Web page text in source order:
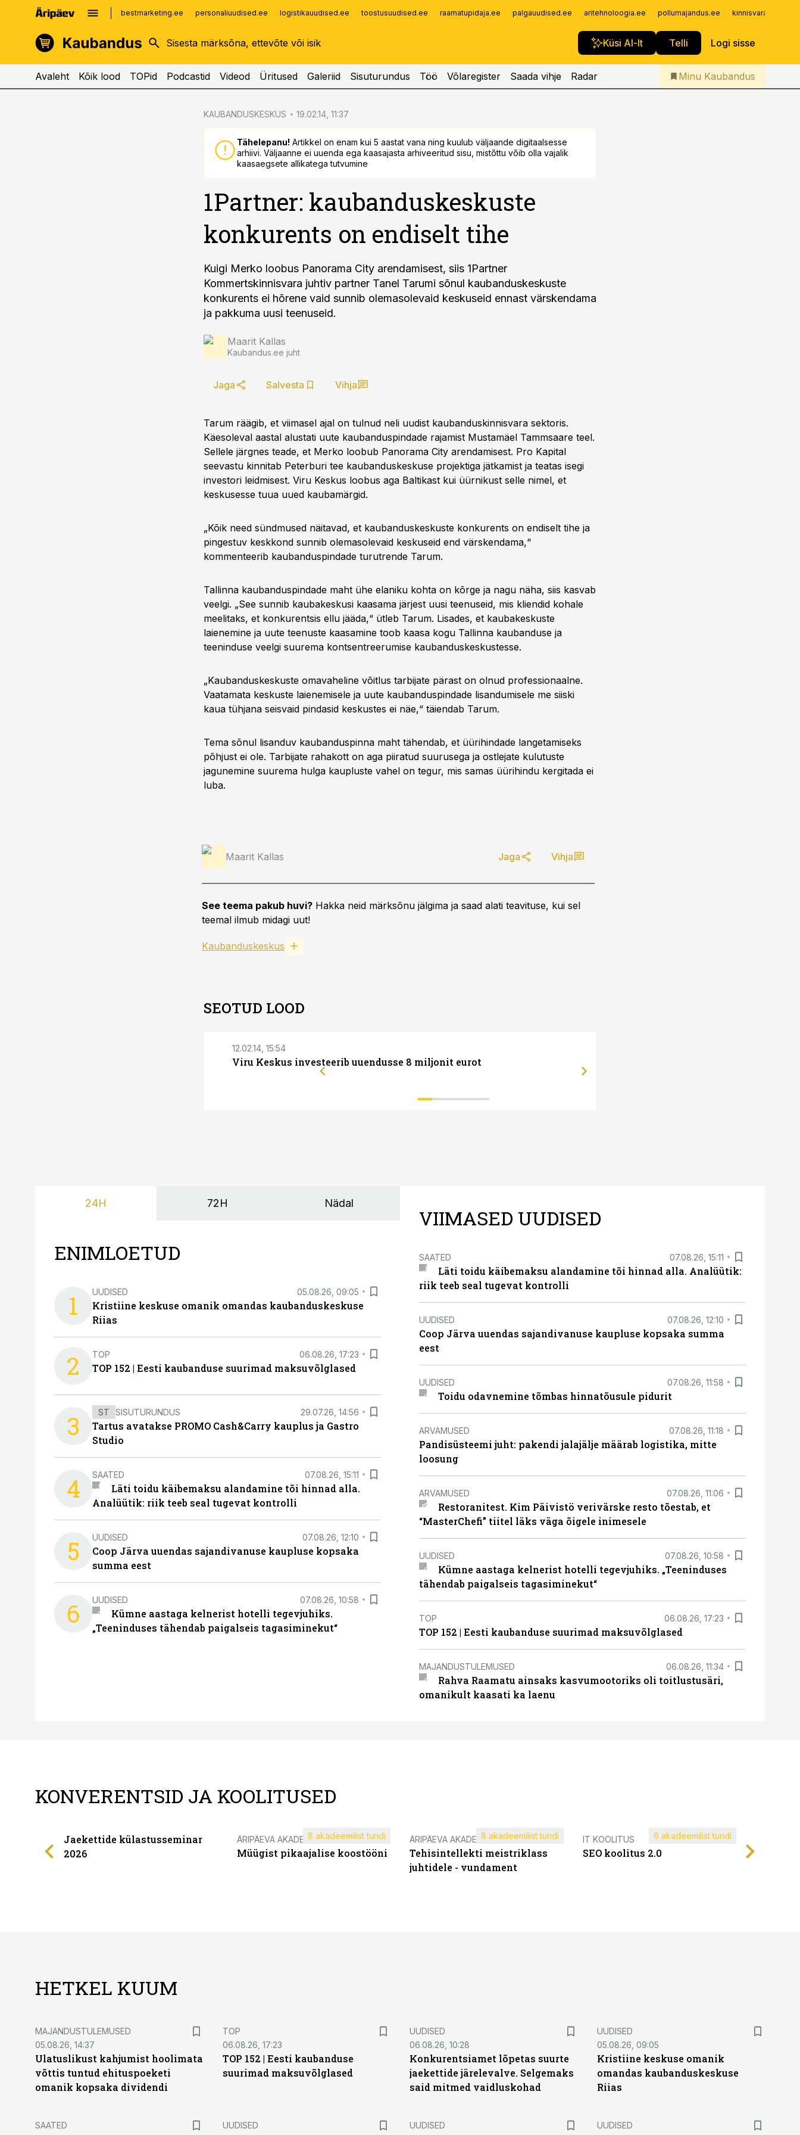
bestmarketing.ee personaliuudised.ee logistikauudised.ee toostusuudised.ee raamatupidaja.ee palgauudised.ee aritehnoloogia.ee pollumajandus.ee
Küsi AI-lt Telli Logi sisse
kinnisvarauudised.ee
logistikauudised.ee
imelineajalugu.ee
Infopank
Iseteenindus
Telli Kaubandus
Avaleht Kõik lood TOPid Podcastid Videod Üritused Galeriid Sisuturundus Töö Võlaregister Saada vihje Radar Minu Kaubandus
KAUBANDUSKESKUS 19.02.14, 11:37
Tähelepanu! Artikkel on enam kui 5 aastat vana ning kuulub väljaande digitaalsesse
arhiivi. Väljaanne ei uuenda ega kaasajasta arhiveeritud sisu, mistõttu võib olla vajalik
kaasaegsete allikatega tutvumine
1Partner: kaubanduskeskuste
konkurents on endiselt tihe
Kuigi Merko loobus Panorama City arendamisest, siis 1Partner
Kommertskinnisvara juhtiv partner Tanel Tarumi sõnul kaubanduskeskuste
konkurents ei hõrene vaid sunnib olemasolevaid keskuseid ennast värskendama
ja pakkuma uusi teenuseid.
Maarit Kallas
Kaubandus.ee juht
Jaga Salvesta Vihja
Tarum räägib, et viimasel ajal on tulnud neli uudist kaubanduskinnisvara sektoris.
Käesoleval aastal alustati uute kaubanduspindade rajamist Mustamäel Tammsaare teel.
Sellele järgnes teade, et Merko loobub Panorama City arendamisest. Pro Kapital
seevastu kinnitab Peterburi tee kaubanduskeskuse projektiga jätkamist ja teatas isegi
investori leidmisest. Viru Keskus loobus aga Baltikast kui üürnikust selle nimel, et
keskusesse tuua uued kaubamärgid.
„Kõik need sündmused näitavad, et kaubanduskeskuste konkurents on endiselt tihe ja
pingestuv keskkond sunnib olemasolevaid keskuseid end värskendama,“
kommenteerib kaubanduspindade turutrende Tarum.
Tallinna kaubanduspindade maht ühe elaniku kohta on kõrge ja nagu näha, siis kasvab
veelgi. „See sunnib kaubakeskusi kaasama järjest uusi teenuseid, mis kliendid kohale
meelitaks, et konkurentsis ellu jääda,“ ütleb Tarum. Lisades, et kaubakeskuste
laienemine ja uute teenuste kaasamine toob kaasa kogu Tallinna kaubanduse ja
teeninduse veelgi suurema kontsentreerumise kaubanduskeskustesse.
„Kaubanduskeskuste omavaheline võitlus tarbijate pärast on olnud professionaalne.
Vaatamata keskuste laienemisele ja uute kaubanduspindade lisandumisele me siiski
kaua tühjana seisvaid pindasid keskustes ei näe,“ täiendab Tarum.
Tema sõnul lisanduv kaubanduspinna maht tähendab, et üürihindade langetamiseks
põhjust ei ole. Tarbijate rahakott on aga piiratud suurusega ja ostlejate kulutuste
jagunemine suurema hulga kaupluste vahel on tegur, mis samas üürihindu kergitada ei
luba.
Maarit Kallas Jaga Vihja
See teema pakub huvi? Hakka neid märksõnu jälgima ja saad alati teavituse, kui sel
teemal ilmub midagi uut!
Kaubanduskeskus
SEOTUD LOOD
12.02.14, 15:54
Viru Keskus investeerib uuendusse 8 miljonit eurot
24H 72H Nädal
ENIMLOETUD
1 UUDISED 05.08.26, 09:05
Kristiine keskuse omanik omandas kaubanduskeskuse
Riias
2 TOP 06.08.26, 17:23
TOP 152 | Eesti kaubanduse suurimad maksuvõlglased
3 ST SISUTURUNDUS 29.07.26, 14:56
Tartus avatakse PROMO Cash&Carry kauplus ja Gastro
Studio
4 SAATED 07.08.26, 15:11
Läti toidu käibemaksu alandamine tõi hinnad alla.
Analüütik: riik teeb seal tugevat kontrolli
5 UUDISED 07.08.26, 12:10
Coop Järva uuendas sajandivanuse kaupluse kopsaka
summa eest
6 UUDISED 07.08.26, 10:58
Kümne aastaga kelnerist hotelli tegevjuhiks.
„Teeninduses tähendab paigalseis tagasiminekut“
VIIMASED UUDISED
SAATED 07.08.26, 15:11
Läti toidu käibemaksu alandamine tõi hinnad alla. Analüütik:
riik teeb seal tugevat kontrolli
UUDISED 07.08.26, 12:10
Coop Järva uuendas sajandivanuse kaupluse kopsaka summa
eest
UUDISED 07.08.26, 11:58
Toidu odavnemine tõmbas hinnatõusule pidurit
ARVAMUSED 07.08.26, 11:18
Pandisüsteemi juht: pakendi jalajälje määrab logistika, mitte
loosung
ARVAMUSED 07.08.26, 11:06
Restoranitest. Kim Päivistö verivärske resto tõestab, et
“MasterChefi” tiitel läks väga õigele inimesele
UUDISED 07.08.26, 10:58
Kümne aastaga kelnerist hotelli tegevjuhiks. „Teeninduses
tähendab paigalseis tagasiminekut“
TOP 06.08.26, 17:23
TOP 152 | Eesti kaubanduse suurimad maksuvõlglased
MAJANDUSTULEMUSED 06.08.26, 11:34
Rahva Raamatu ainsaks kasvumootoriks oli toitlustusäri,
omanikult kaasati ka laenu
KONVERENTSID JA KOOLITUSED
Jaekettide külastusseminar
2026
ÄRIPÄEVA AKADEEMIA
Müügist pikaajalise koostööni
8 akadeemilist tundi ÄRIPÄEVA AKADEEMIA
Tehisintellekti meistriklass
juhtidele - vundament
8 akadeemilist tundi IT KOOLITUS
SEO koolitus 2.0
6 akadeemilist tundi
HETKEL KUUM
MAJANDUSTULEMUSED
05.08.26, 14:37
Ulatuslikust kahjumist hoolimata
võttis tuntud ehituspoeketi
omanik kopsaka dividendi
TOP
06.08.26, 17:23
TOP 152 | Eesti kaubanduse
suurimad maksuvõlglased
UUDISED
06.08.26, 10:28
Konkurentsiamet lõpetas suurte
jaekettide järelevalve. Selgemaks
said mitmed vaidluskohad
UUDISED
05.08.26, 09:05
Kristiine keskuse omanik
omandas kaubanduskeskuse
Riias
SAATED
UUDISED
UUDISED
UUDISED